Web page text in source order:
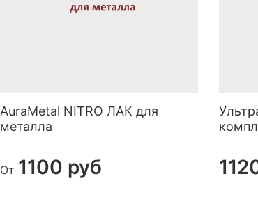
AuraMetal NITRO ЛАК для
металла
От 1100 руб